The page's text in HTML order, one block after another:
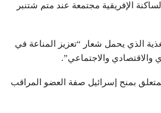
بمعدل يقل عن 5 في المائة من الساكنة الإفريقية مجتمعة عند متم شتنبر
الإفريقي حول التغذية الذي يحمل شعار “تعزيز المناعة في
والاقتصادي والاجتماعي”.
بمنح إسرائيل صفة العضو المراقب